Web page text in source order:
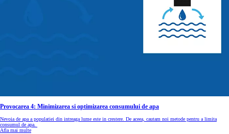
Provocarea 4: Minimizarea si optimizarea consumului de apa
Nevoia de apa a populatiei din intreaga lume este in crestere. De aceea, cautam noi metode pentru a limita
consumul de apa.
Afla mai multe